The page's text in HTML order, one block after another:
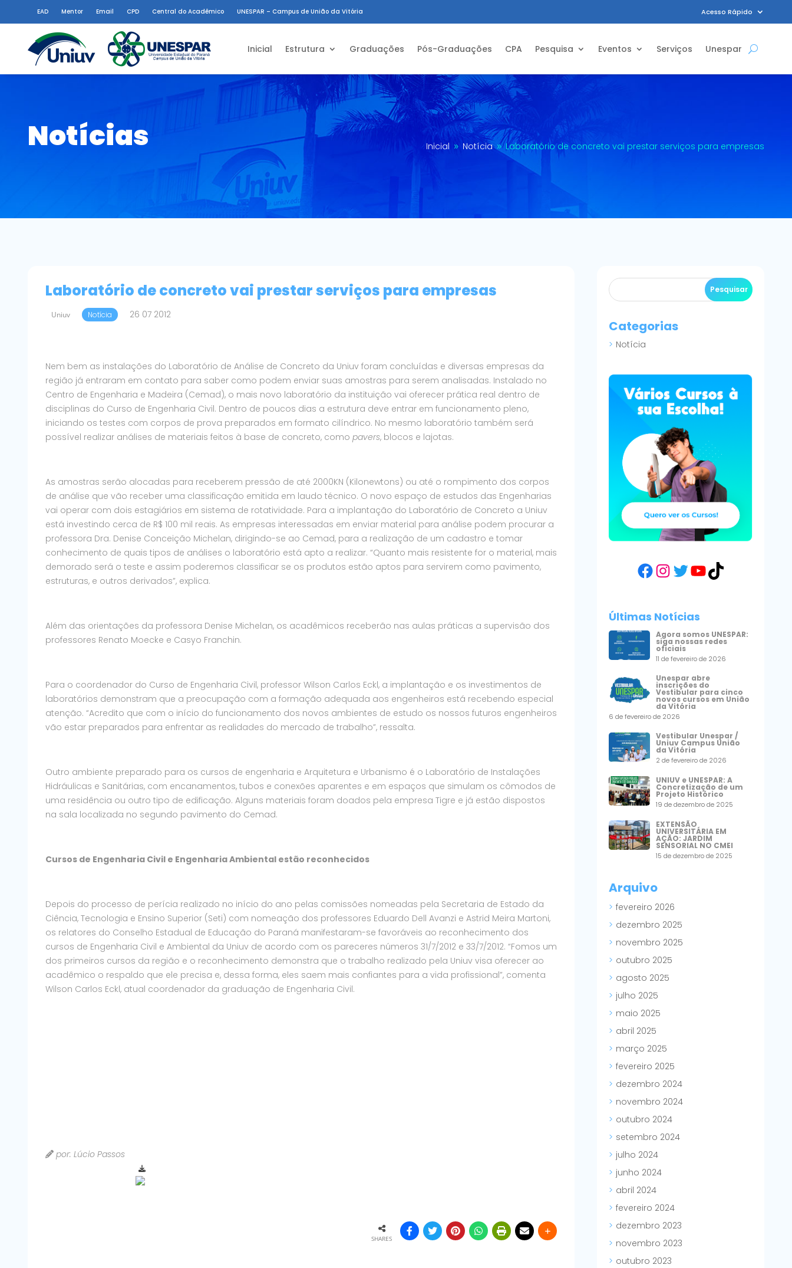
EAD Mentor Email CPD Central do Acadêmico UNESPAR – Campus de União da Vitória Acesso Rápido
Inicial Estrutura Graduações Pós-Graduações CPA Pesquisa Eventos Serviços Unespar
Notícias Inicial 9 Notícia 9 Laboratório de concreto vai prestar serviços para empresas
Laboratório de concreto vai prestar serviços para empresas
Uniuv Notícia 26 07 2012
Nem bem as instalações do Laboratório de Análise de Concreto da Uniuv foram concluídas e diversas empresas da
região já entraram em contato para saber como podem enviar suas amostras para serem analisadas. Instalado no
Centro de Engenharia e Madeira (Cemad), o mais novo laboratório da instituição vai oferecer prática real dentro de
disciplinas do Curso de Engenharia Civil. Dentro de poucos dias a estrutura deve entrar em funcionamento pleno,
iniciando os testes com corpos de prova preparados em formato cilíndrico. No mesmo laboratório também será
possível realizar análises de materiais feitos à base de concreto, como pavers, blocos e lajotas.
As amostras serão alocadas para receberem pressão de até 2000KN (Kilonewtons) ou até o rompimento dos corpos
de análise que vão receber uma classificação emitida em laudo técnico. O novo espaço de estudos das Engenharias
vai operar com dois estagiários em sistema de rotatividade. Para a implantação do Laboratório de Concreto a Uniuv
está investindo cerca de R$ 100 mil reais. As empresas interessadas em enviar material para análise podem procurar a
professora Dra. Denise Conceição Michelan, dirigindo-se ao Cemad, para a realização de um cadastro e tomar
conhecimento de quais tipos de análises o laboratório está apto a realizar. “Quanto mais resistente for o material, mais
demorado será o teste e assim poderemos classificar se os produtos estão aptos para servirem como pavimento,
estruturas, e outros derivados”, explica.
Além das orientações da professora Denise Michelan, os acadêmicos receberão nas aulas práticas a supervisão dos
professores Renato Moecke e Casyo Franchin.
Para o coordenador do Curso de Engenharia Civil, professor Wilson Carlos Eckl, a implantação e os investimentos de
laboratórios demonstram que a preocupação com a formação adequada aos engenheiros está recebendo especial
atenção. “Acredito que com o início do funcionamento dos novos ambientes de estudo os nossos futuros engenheiros
vão estar preparados para enfrentar as realidades do mercado de trabalho”, ressalta.
Outro ambiente preparado para os cursos de engenharia e Arquitetura e Urbanismo é o Laboratório de Instalações
Hidráulicas e Sanitárias, com encanamentos, tubos e conexões aparentes e em espaços que simulam os cômodos de
uma residência ou outro tipo de edificação. Alguns materiais foram doados pela empresa Tigre e já estão dispostos
na sala localizada no segundo pavimento do Cemad.
Cursos de Engenharia Civil e Engenharia Ambiental estão reconhecidos
Depois do processo de perícia realizado no início do ano pelas comissões nomeadas pela Secretaria de Estado da
Ciência, Tecnologia e Ensino Superior (Seti) com nomeação dos professores Eduardo Dell Avanzi e Astrid Meira Martoni,
os relatores do Conselho Estadual de Educação do Paraná manifestaram-se favoráveis ao reconhecimento dos
cursos de Engenharia Civil e Ambiental da Uniuv de acordo com os pareceres números 31/7/2012 e 33/7/2012. “Fomos um
dos primeiros cursos da região e o reconhecimento demonstra que o trabalho realizado pela Uniuv visa oferecer ao
acadêmico o respaldo que ele precisa e, dessa forma, eles saem mais confiantes para a vida profissional”, comenta
Wilson Carlos Eckl, atual coordenador da graduação de Engenharia Civil.
por: Lúcio Passos
SHARES
Categorias
Notícia
Facebook
Instagram
Twitter
YouTube
TikTok
Últimas Notícias
Agora somos UNESPAR:
siga nossas redes
oficiais
11 de fevereiro de 2026
Unespar abre
inscrições do
Vestibular para cinco
novos cursos em União
da Vitória
6 de fevereiro de 2026
Vestibular Unespar /
Uniuv Campus União
da Vitória
2 de fevereiro de 2026
UNIUV e UNESPAR: A
Concretização de um
Projeto Histórico
19 de dezembro de 2025
EXTENSÃO
UNIVERSITÁRIA EM
AÇÃO: JARDIM
SENSORIAL NO CMEI
15 de dezembro de 2025
Arquivo
fevereiro 2026
dezembro 2025
novembro 2025
outubro 2025
agosto 2025
julho 2025
maio 2025
abril 2025
março 2025
fevereiro 2025
dezembro 2024
novembro 2024
outubro 2024
setembro 2024
julho 2024
junho 2024
abril 2024
fevereiro 2024
dezembro 2023
novembro 2023
outubro 2023